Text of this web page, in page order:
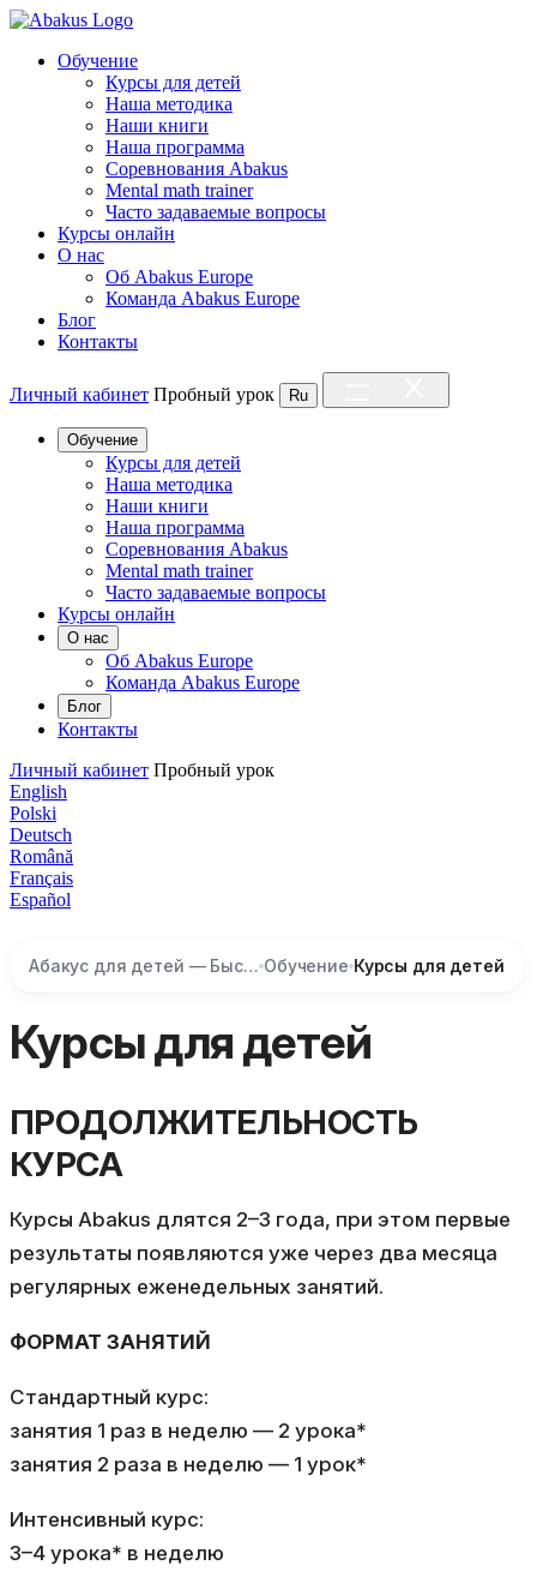
Обучение
Курсы для детей
Наша методика
Наши книги
Наша программа
Соревнования Abakus
Mental math trainer
Часто задаваемые вопросы
Курсы онлайн
О нас
Об Abakus Europe
Команда Abakus Europe
Блог
Контакты
Личный кабинет Пробный урок Ru
Обучение
Курсы для детей
Наша методика
Наши книги
Наша программа
Соревнования Abakus
Mental math trainer
Часто задаваемые вопросы
Курсы онлайн
О нас
Об Abakus Europe
Команда Abakus Europe
Блог
Контакты
Личный кабинет Пробный урок
English
Polski
Deutsch
Română
Français
Español
Абакус для детей — Быстрый счёт и развитие мозга Обучение Курсы для детей
Курсы для детей
ПРОДОЛЖИТЕЛЬНОСТЬ
КУРСА
Курсы Abakus длятся 2–3 года, при этом первые
результаты появляются уже через два месяца
регулярных еженедельных занятий.
ФОРМАТ ЗАНЯТИЙ
Стандартный курс:
занятия 1 раз в неделю — 2 урока*
занятия 2 раза в неделю — 1 урок*
Интенсивный курс:
3–4 урока* в неделю